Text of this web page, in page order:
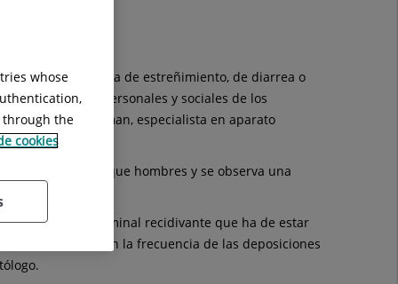
en forma de estreñimiento, de diarrea o
actividades personales y sociales de los
Walter Huaman, especialista en aparato
en mujeres que hombres y se observa una
de dolor abdominal recidivante que ha de estar
con cambios en la frecuencia de las deposiciones
whose
through the
cookies